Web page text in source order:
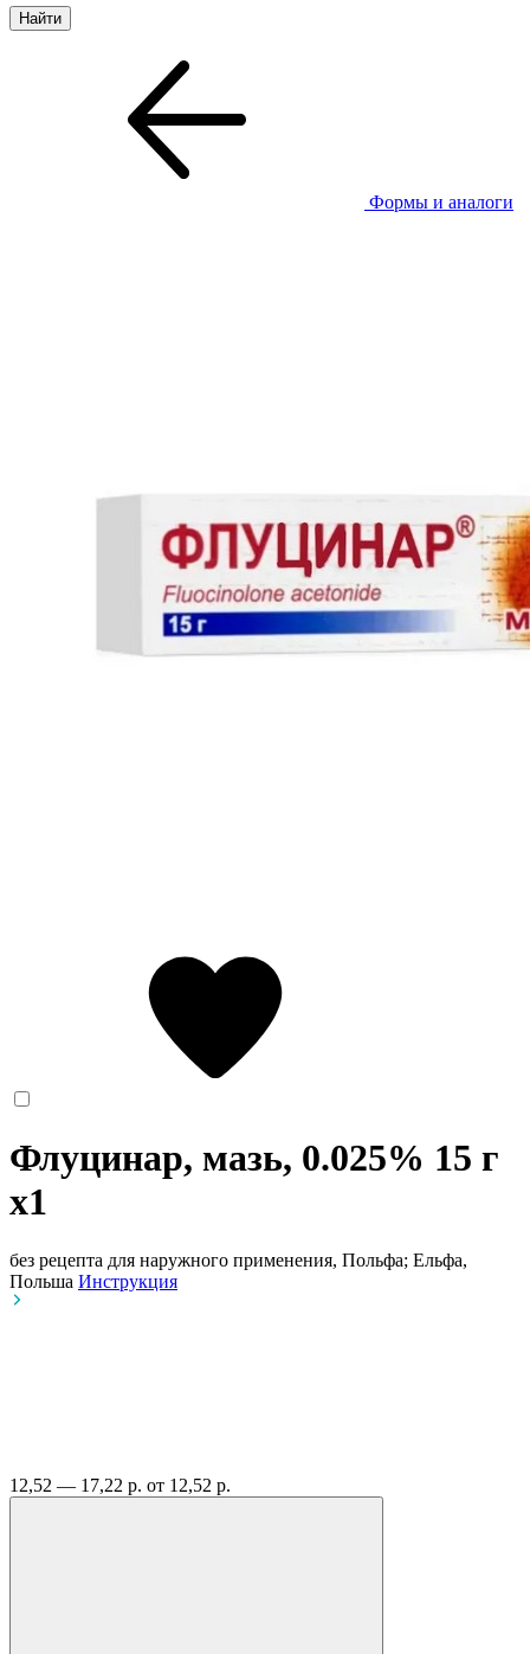
Формы и аналоги
Флуцинар, мазь, 0.025% 15 г
x1
без рецепта для наружного применения, Польфа; Ельфа,
Польша Инструкция
12,52 — 17,22 р. от 12,52 р.